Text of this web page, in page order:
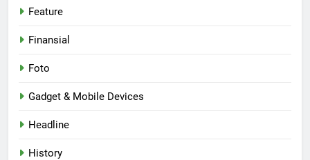
Feature
Finansial
Foto
Gadget & Mobile Devices
Headline
History